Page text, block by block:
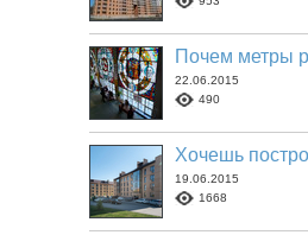
Почем метры
22.06.2015
490
Хочешь
19.06.2015
1668